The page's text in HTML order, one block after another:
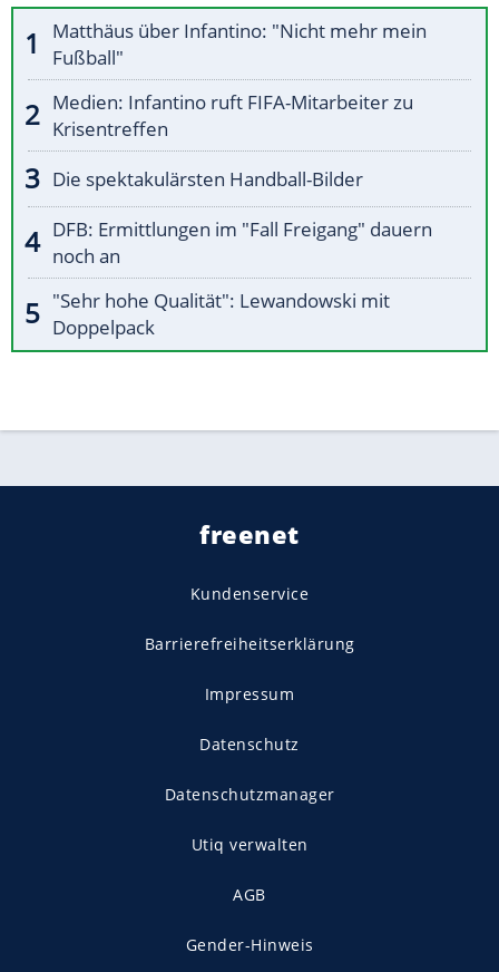
Matthäus über Infantino: "Nicht mehr mein
Fußball"
Medien: Infantino ruft FIFA-Mitarbeiter zu
Krisentreffen
Die spektakulärsten Handball-Bilder
DFB: Ermittlungen im "Fall Freigang" dauern
noch an
"Sehr hohe Qualität": Lewandowski mit
Doppelpack
freenet
Kundenservice
Barrierefreiheitserklärung
Impressum
Datenschutz
Datenschutzmanager
Utiq verwalten
AGB
Gender-Hinweis